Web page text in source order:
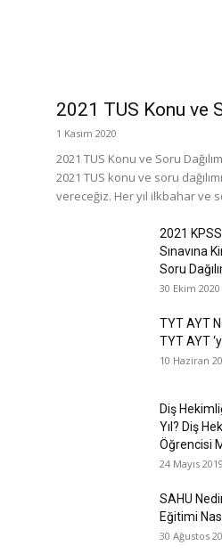
2021 TUS Konu ve
1 Kasım 2020
2021 TUS Konu ve Soru
2021 TUS konu ve soru
vereceğiz. Her yıl ilkbahar ve
2021
Sınavına
Soru
30 Ekim 2020
TYT AYT
TYT AYT
10 Haziran
Diş
Yıl? Diş
Öğrencisi
24 Mayıs 2019
SAHU
Eğitimi
30 Ağustos